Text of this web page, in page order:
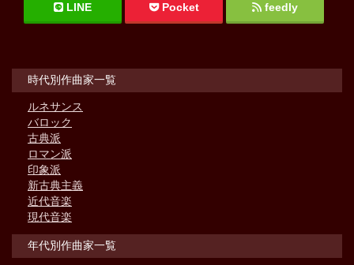
LINE Pocket feedly
時代別作曲家一覧
ルネサンス
バロック
古典派
ロマン派
印象派
新古典主義
近代音楽
現代音楽
年代別作曲家一覧